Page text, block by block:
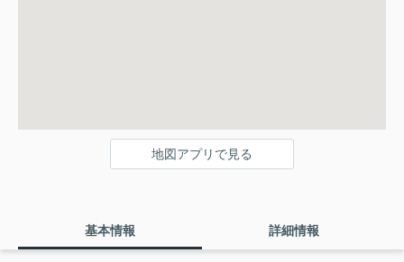
地図アプリで見る
基本情報 詳細情報